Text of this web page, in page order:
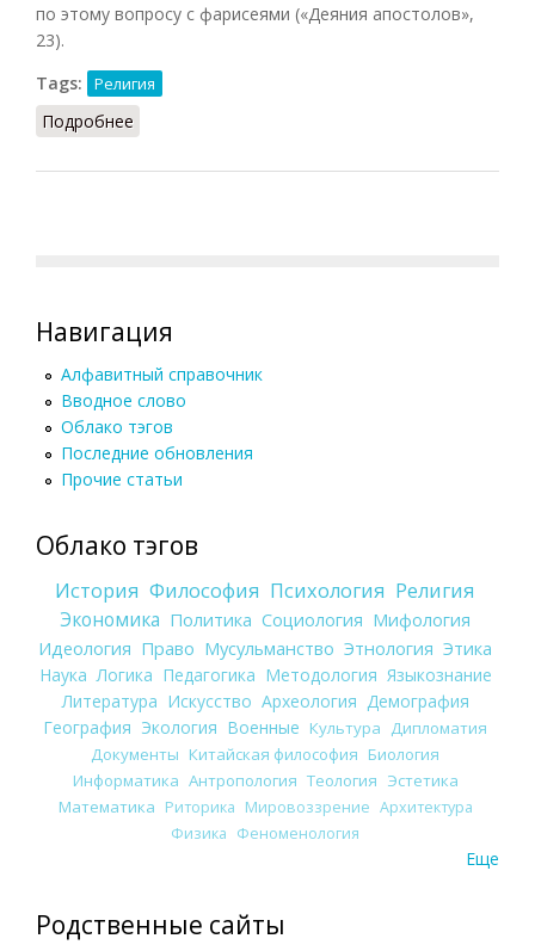
по этому вопросу с фарисеями («Деяния апостолов»,
23).
Tags:
Религия
Подробнее
Навигация
Алфавитный справочник
Вводное слово
Облако тэгов
Последние обновления
Прочие статьи
Облако тэгов
История Философия Психология Религия
Экономика Политика Социология Мифология
Идеология Право Мусульманство Этнология Этика
Наука Логика Педагогика Методология Языкознание
Литература Искусство Археология Демография
География Экология Военные Культура
Дипломатия
Документы Китайская философия Биология
Информатика Антропология Теология Эстетика
Математика Риторика Мировоззрение Архитектура
Физика Феноменология
Еще
Родственные сайты